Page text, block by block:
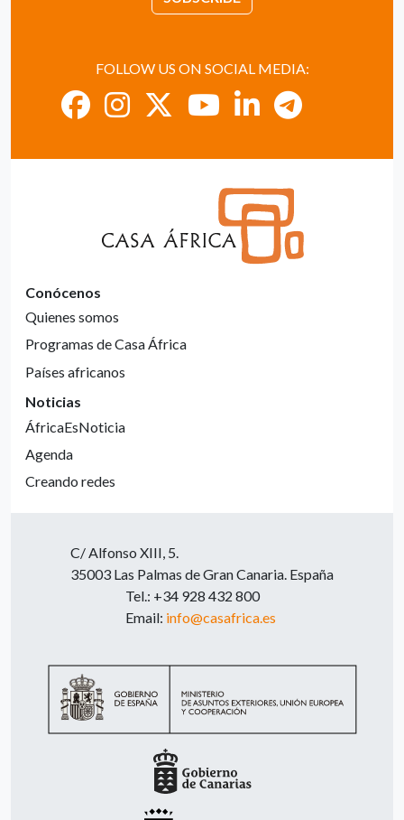
FOLLOW US ON SOCIAL MEDIA:
Conócenos
Quienes somos
Programas de Casa África
Países africanos
Noticias
ÁfricaEsNoticia
Agenda
Creando redes
C/ Alfonso XIII, 5.
35003 Las Palmas de Gran Canaria. España
Tel.: +34 928 432 800
Email: info@casafrica.es